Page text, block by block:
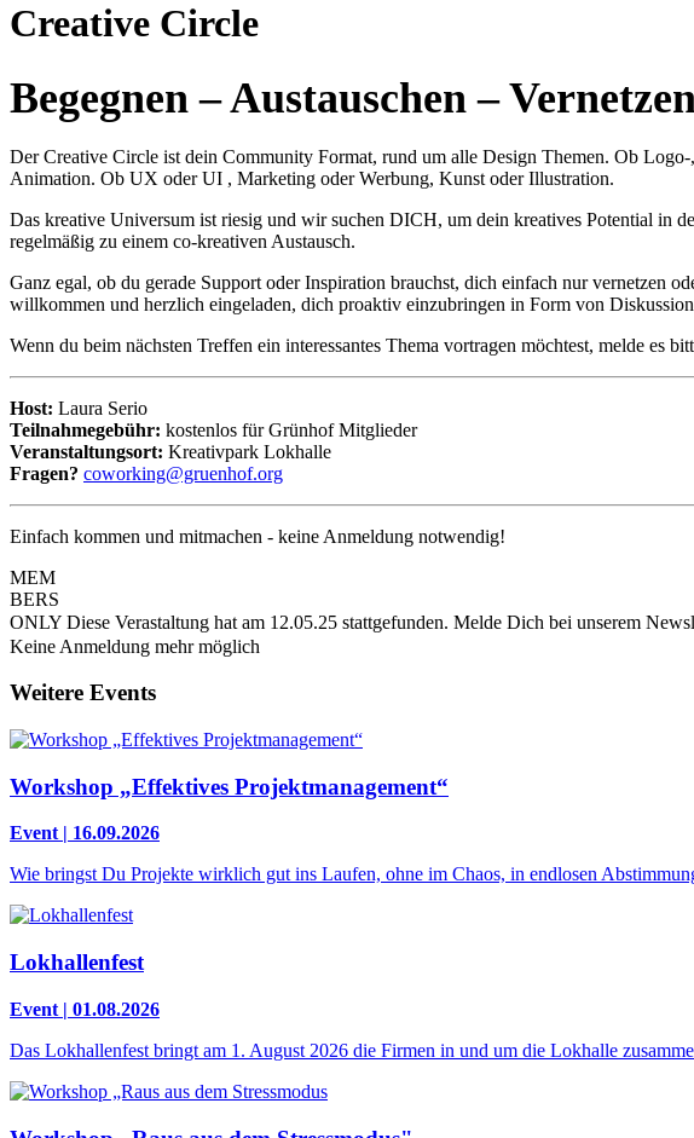
Creative Circle
Begegnen – Austauschen –
Der Creative Circle ist dein Community Format, rund um alle Design Themen. Ob
Animation. Ob UX oder UI , Marketing oder Werbung, Kunst oder Illustration.
Das kreative Universum ist riesig und wir suchen DICH, um dein kreatives Potential in
regelmäßig zu einem co-kreativen Austausch.
Ganz egal, ob du gerade Support oder Inspiration brauchst, dich einfach nur vernetzen
willkommen und herzlich eingeladen, dich proaktiv einzubringen in Form von
Wenn du beim nächsten Treffen ein interessantes Thema vortragen möchtest, melde es
Host: Laura Serio
Teilnahmegebühr: kostenlos für Grünhof Mitglieder
Veranstaltungsort: Kreativpark Lokhalle
Fragen? coworking@gruenhof.org
Einfach kommen und mitmachen - keine Anmeldung notwendig!
MEM
BERS
ONLY Diese Verastaltung hat am 12.05.25 stattgefunden. Melde Dich bei unserem
Keine Anmeldung mehr möglich
Weitere Events
Workshop „Effektives Projektmanagement“
Event | 16.09.2026
Wie bringst Du Projekte wirklich gut ins Laufen, ohne im Chaos, in endlosen
Lokhallenfest
Event | 01.08.2026
Das Lokhallenfest bringt am 1. August 2026 die Firmen in und um die Lokhalle